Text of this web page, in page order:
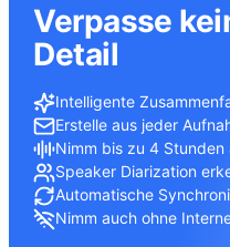
Verpasse
Detail
Intelligente
Erstelle aus jeder
Nimm bis zu 4 Stunden
Speaker Diarization
Automatische
Nimm auch ohne